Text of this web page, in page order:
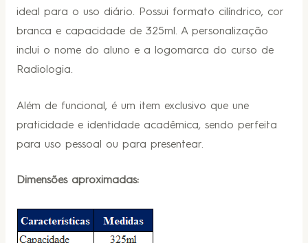
ideal para o uso diário. Possui formato cilíndrico, cor
branca e capacidade de 325ml. A personalização
inclui o nome do aluno e a logomarca do curso de
Radiologia.
Além de funcional, é um item exclusivo que une
praticidade e identidade acadêmica, sendo perfeita
para uso pessoal ou para presentear.
Dimensões aproximadas: